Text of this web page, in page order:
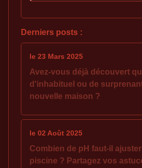
Derniers posts :
le 23 Mars 2025
Avez-vous déjà découvert
d'inhabituel ou de
nouvelle maison ?
le 02 Août 2025
Combien de pH faut-il
piscine ? Partagez vos